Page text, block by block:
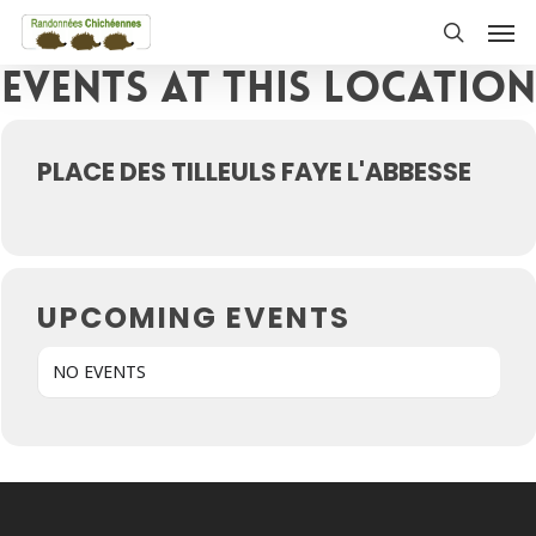
Skip
main
content
Events at this location
PLACE DES TILLEULS FAYE L'ABBESSE
UPCOMING EVENTS
NO EVENTS